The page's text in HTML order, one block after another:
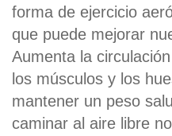
forma de ejercicio
que puede mejorar
Aumenta la
los músculos y los
mantener un peso
caminar al aire libre